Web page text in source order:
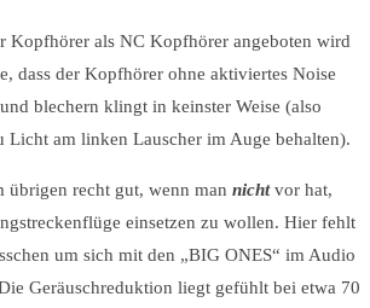
Kopfhörer als NC Kopfhörer angeboten wird
dass der Kopfhörer ohne aktiviertes Noise
blechern klingt in keinster Weise (also
Licht am linken Lauscher im Auge behalten).
recht gut, wenn man nicht vor hat,
einsetzen zu wollen. Hier fehlt
um sich mit den „BIG ONES“ im Audio
Geräuschreduktion liegt gefühlt bei etwa 70